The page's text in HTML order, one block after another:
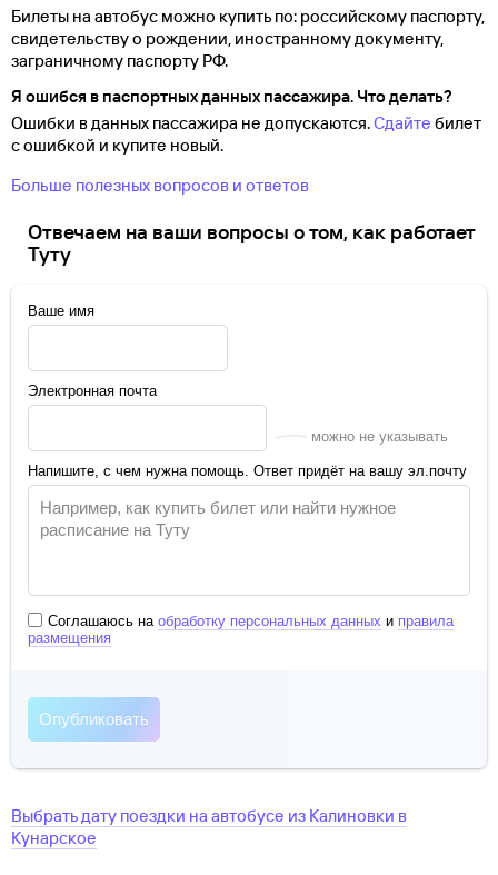
Билеты на автобус можно купить по: российскому паспорту,
свидетельству о рождении, иностранному документу,
заграничному паспорту РФ.
Я ошибся в паспортных данных пассажира. Что делать?
Ошибки в данных пассажира не допускаются.Сдайте билет
с ошибкой и купите новый.
Больше полезных вопросов и ответов
Отвечаем на ваши вопросы о том, как работает
Туту
Ваше имя
Электронная почта
можно не указывать
Напишите, с чем нужна помощь. Ответ придёт на вашу эл.почту
Соглашаюсь на обработку персональных данных и правила
размещения
Выбрать дату поездки на автобусе из Калиновки в
Кунарское